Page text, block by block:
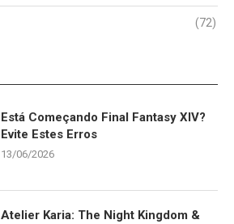
(72)
Está Começando Final Fantasy XIV?
Evite Estes Erros
13/06/2026
Atelier Karia: The Night Kingdom &